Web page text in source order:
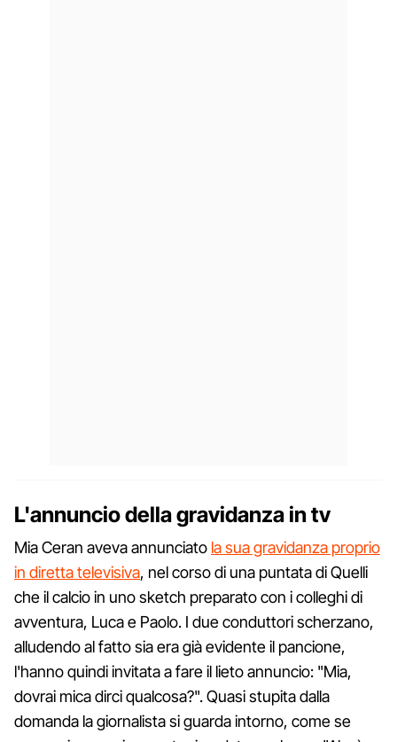
L'annuncio della gravidanza in tv
Mia Ceran aveva annunciato la sua gravidanza proprio
in diretta televisiva, nel corso di una puntata di Quelli
che il calcio in uno sketch preparato con i colleghi di
avventura, Luca e Paolo. I due conduttori scherzano,
alludendo al fatto sia era già evidente il pancione,
l'hanno quindi invitata a fare il lieto annuncio: "Mia,
dovrai mica dirci qualcosa?". Quasi stupita dalla
domanda la giornalista si guarda intorno, come se